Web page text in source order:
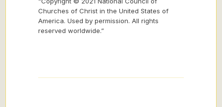
Churches of Christ in the United States of
America. Used by permission. All rights
reserved worldwide.”